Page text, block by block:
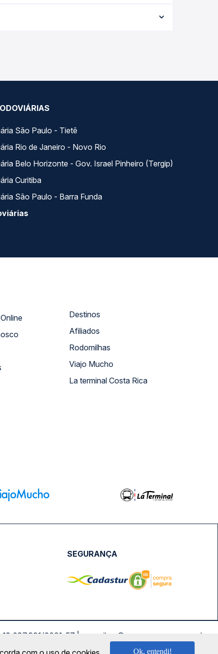
garante a melhor oferta para o seu roteiro.
São Paulo - Tietê
Rio de Janeiro - Novo Rio
Belo Horizonte - Gov. Israel Pinheiro (Tergip)
Curitiba
São Paulo - Barra Funda
Atendimento Online
Destinos
Afiliados
Rodomilhas
Viajo Mucho
La terminal Costa Rica
SEGURANÇA
0001-57 | saconibus@queropassagem.com.br
Ok, entendi!